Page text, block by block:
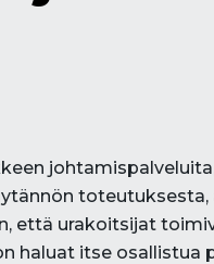
toteutuksesta,
että urakoitsijat
haluat itse osallistua